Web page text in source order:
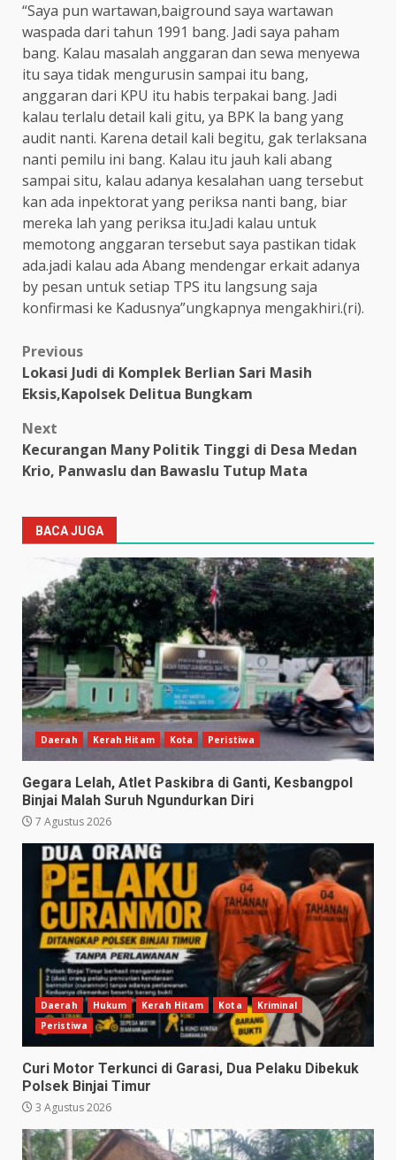
“Saya pun wartawan,baiground saya wartawan
waspada dari tahun 1991 bang. Jadi saya paham
bang. Kalau masalah anggaran dan sewa menyewa
itu saya tidak mengurusin sampai itu bang,
anggaran dari KPU itu habis terpakai bang. Jadi
kalau terlalu detail kali gitu, ya BPK la bang yang
audit nanti. Karena detail kali begitu, gak terlaksana
nanti pemilu ini bang. Kalau itu jauh kali abang
sampai situ, kalau adanya kesalahan uang tersebut
kan ada inpektorat yang periksa nanti bang, biar
mereka lah yang periksa itu.Jadi kalau untuk
memotong anggaran tersebut saya pastikan tidak
ada.jadi kalau ada Abang mendengar erkait adanya
by pesan untuk setiap TPS itu langsung saja
konfirmasi ke Kadusnya”ungkapnya mengakhiri.(ri).
Post
navigation
Previous
Lokasi Judi di Komplek Berlian Sari Masih
Eksis,Kapolsek Delitua Bungkam
Next
Kecurangan Many Politik Tinggi di Desa Medan
Krio, Panwaslu dan Bawaslu Tutup Mata
BACA JUGA
Daerah Kerah Hitam Kota Peristiwa
Gegara Lelah, Atlet Paskibra di Ganti, Kesbangpol
Binjai Malah Suruh Ngundurkan Diri
7 Agustus 2026
Daerah Hukum Kerah Hitam Kota
Kriminal
Peristiwa
Curi Motor Terkunci di Garasi, Dua Pelaku Dibekuk
Polsek Binjai Timur
3 Agustus 2026